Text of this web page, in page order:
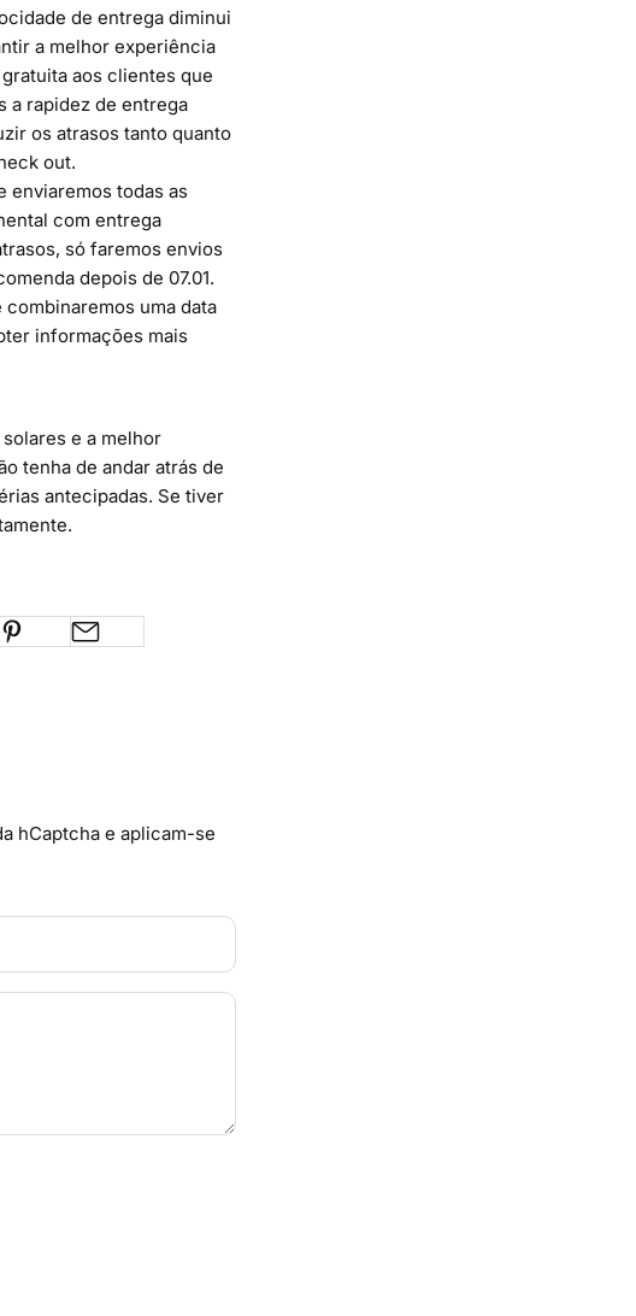
de entrega diminui
a melhor experiência
aos clientes que
a rapidez de entrega
os atrasos tanto quanto
out.
enviaremos todas as
com entrega
só faremos envios
depois de 07.01.
uma data
informações mais
e a melhor
tenha de andar atrás de
antecipadas. Se tiver
.
hCaptcha e aplicam-se